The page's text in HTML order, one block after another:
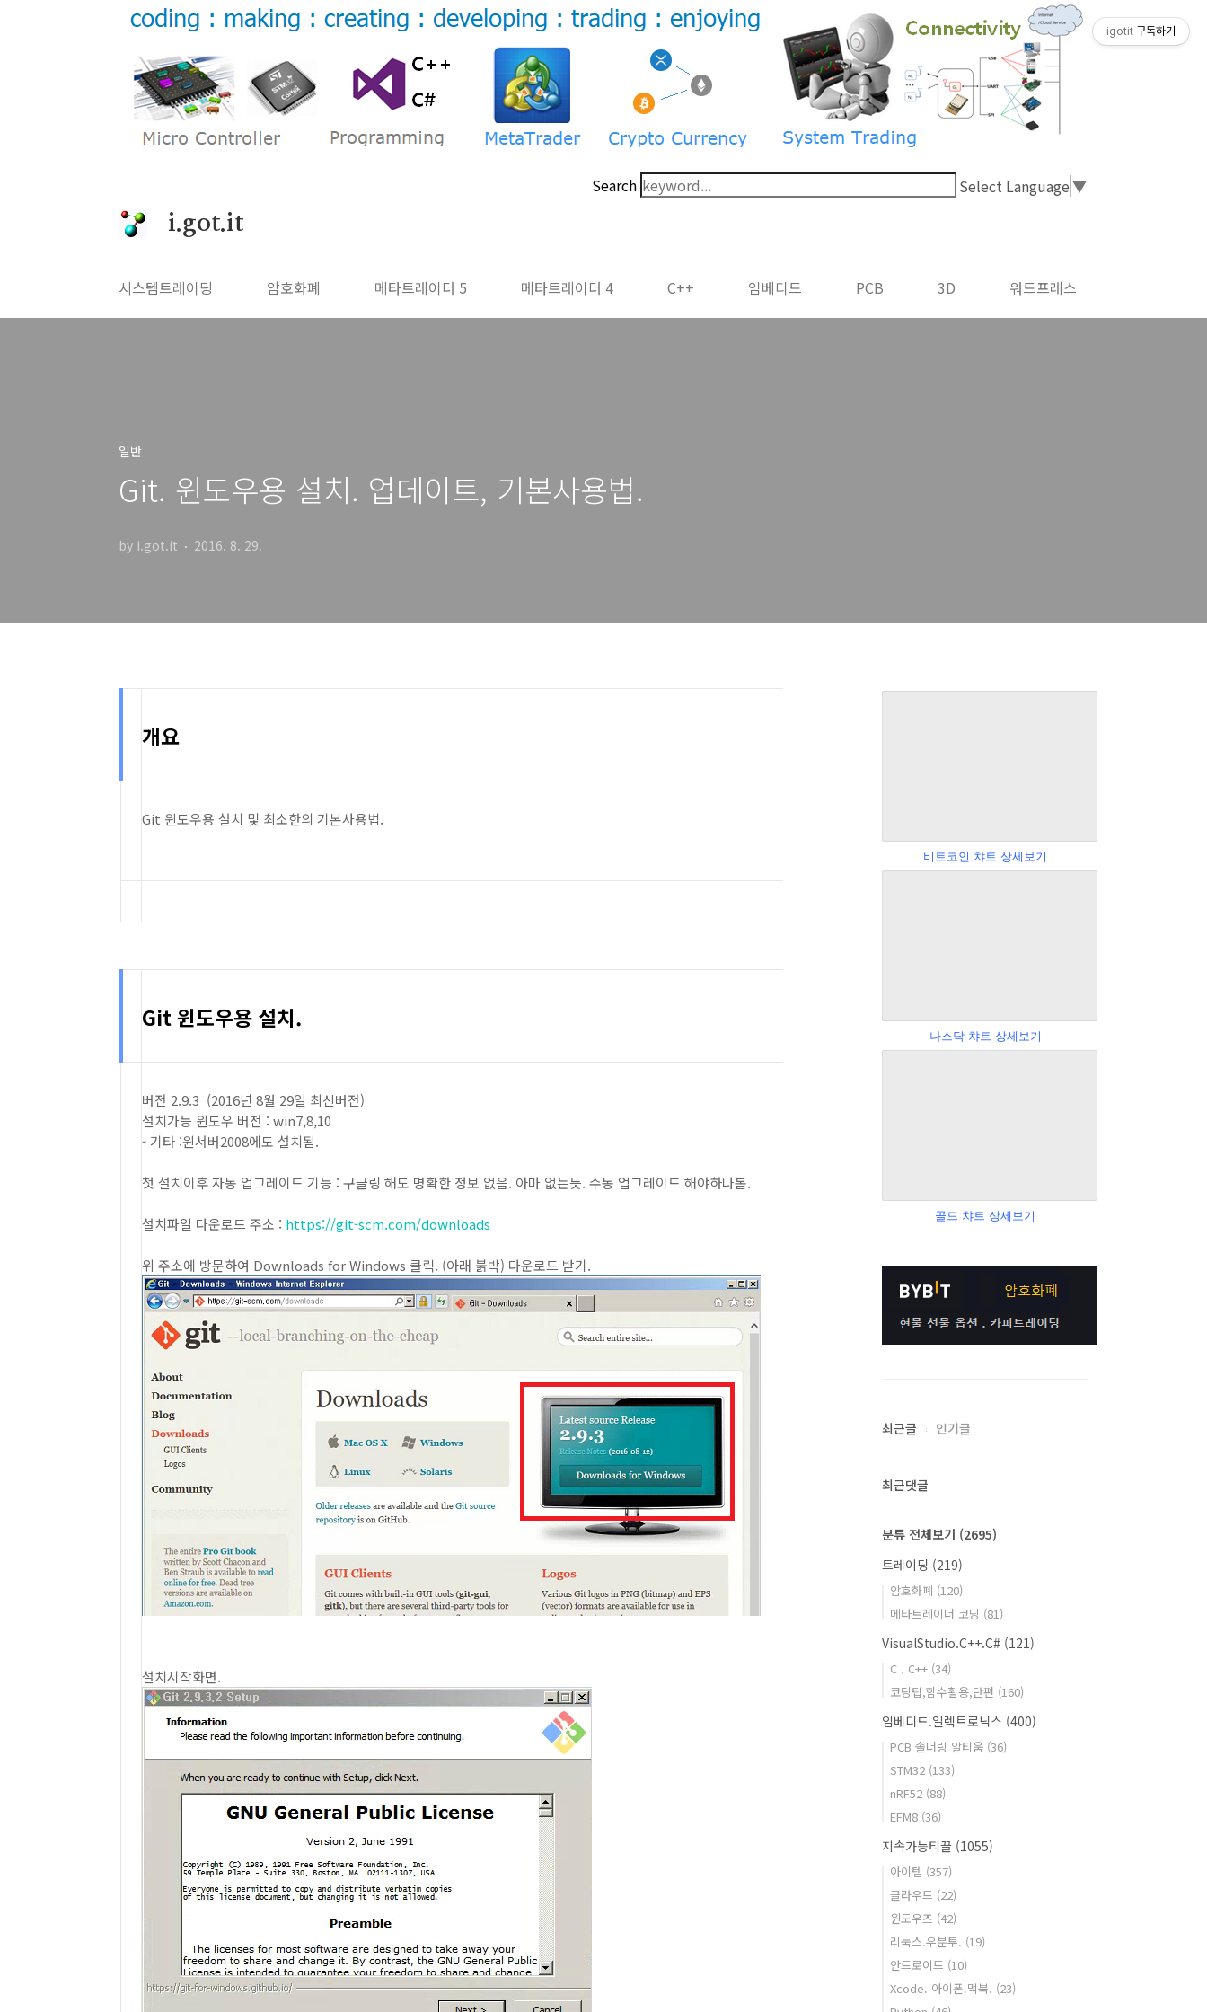
Search Select Language▼
i.got.it
시스템트레이딩 암호화폐 메타트레이더 5 메타트레이더 4 C++ 임베디드 PCB 3D 워드프레스
일반
Git. 윈도우용 설치. 업데이트, 기본사용법.
by i.got.it 2016. 8. 29.
개요
Git 윈도우용 설치 및 최소한의 기본사용법.
Git 윈도우용 설치.
버전 2.9.3 (2016년 8월 29일 최신버전)
설치가능 윈도우 버전 : win7,8,10
- 기타 :윈서버2008에도 설치됨.
첫 설치이후 자동 업그레이드 기능 : 구글링 해도 명확한 정보 없음. 아마 없는듯. 수동 업그레이드 해야하나봄.
설치파일 다운로드 주소 : https://git-scm.com/downloads
위 주소에 방문하여 Downloads for Windows 클릭. (아래 붉박) 다운로드 받기.
설치시작화면.
비트코인 챠트 상세보기
나스닥 챠트 상세보기
골드 챠트 상세보기
최근글 인기글
최근댓글
분류 전체보기 (2695)
트레이딩 (219)
암호화폐 (120)
메타트레이더 코딩 (81)
VisualStudio.C++.C# (121)
C . C++ (34)
코딩팁,함수활용,단편 (160)
임베디드.일렉트로닉스 (400)
PCB 솔더링 알티움 (36)
STM32 (133)
nRF52 (88)
EFM8 (36)
지속가능티끌 (1055)
아이템 (357)
클라우드 (22)
윈도우즈 (42)
리눅스.우분투. (19)
안드로이드 (10)
Xcode. 아이폰.맥북. (23)
igotit 구독하기